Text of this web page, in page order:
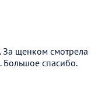
За щенком смотрела
Большое спасибо.